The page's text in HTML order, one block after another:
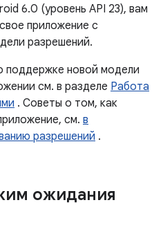
6.0 (уровень API 23), вам
приложение с
разрешений.
новой модели
см. в разделе Работа
. Советы о том, как
см. в
разрешений .
ожидания